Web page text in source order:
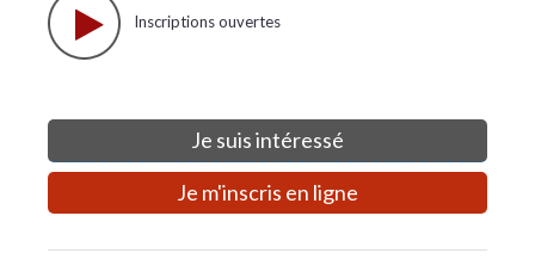
Inscriptions ouvertes
Je suis intéressé
Je m'inscris en ligne